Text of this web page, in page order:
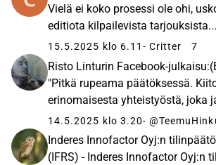
Vielä ei koko prosessi ole ohi,
editiota kilpailevista tarjouksista...
15.5.2025 klo 6.11 - Critter 7
Risto Linturin Facebook-
"Pitkä rupeama päätöksessä.
erinomaisesta yhteistyöstä, joka
14.5.2025 klo 3.20-
Inderes Innofactor Oyj:n
(IFRS) - Inderes Innofactor Oyj:n